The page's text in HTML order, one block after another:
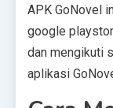
APK GoNovel
google
dan mengikuti
aplikasi